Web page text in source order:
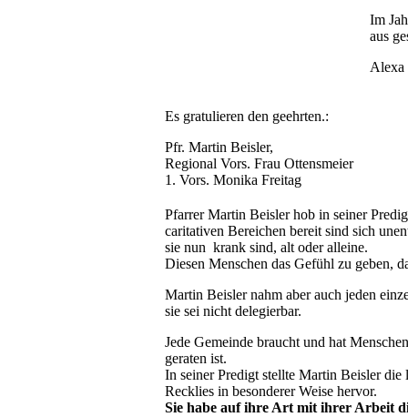
Im
aus
Alexa
Es gratulieren den geehrten.:
Pfr. Martin Beisler,
Regional Vors. Frau Ottensmeier
1. Vors. Monika Freitag
Pfarrer Martin Beisler hob in seiner
caritativen Bereichen bereit sind sich
sie nun krank sind, alt oder alleine.
Diesen Menschen das Gefühl zu geben,
Martin Beisler nahm aber auch jeden
sie sei nicht delegierbar.
Jede Gemeinde braucht und hat
geraten ist.
In seiner Predigt stellte Martin Beisler
Recklies in besonderer Weise hervor.
Sie habe auf ihre Art mit ihrer Arbeit